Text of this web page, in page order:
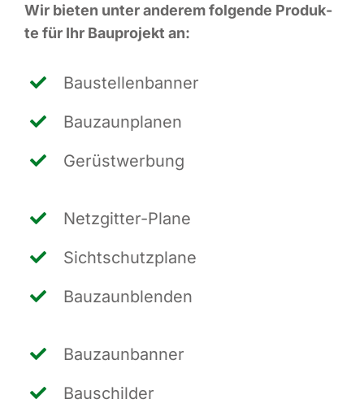
Wir bie­ten unter ande­rem fol­gen­de Pro­duk­
te für Ihr Bau­pro­jekt an:
Bau­stel­len­ban­ner
Bau­zaun­pla­nen
Gerüst­wer­bung
Netz­git­ter-Pla­ne
Sicht­schutz­pla­ne
Bau­zaun­blen­den
Bau­zaun­ban­ner
Bau­schil­der